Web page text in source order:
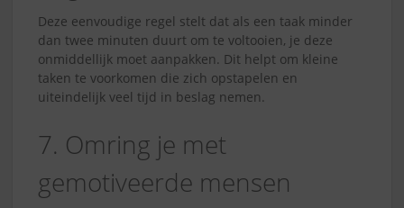
Deze eenvoudige regel stelt dat als een taak minder
dan twee minuten duurt om te voltooien, je deze
onmiddellijk moet aanpakken. Dit helpt om kleine
taken te voorkomen die zich opstapelen en
uiteindelijk veel tijd in beslag nemen.
7. Omring je met
gemotiveerde mensen